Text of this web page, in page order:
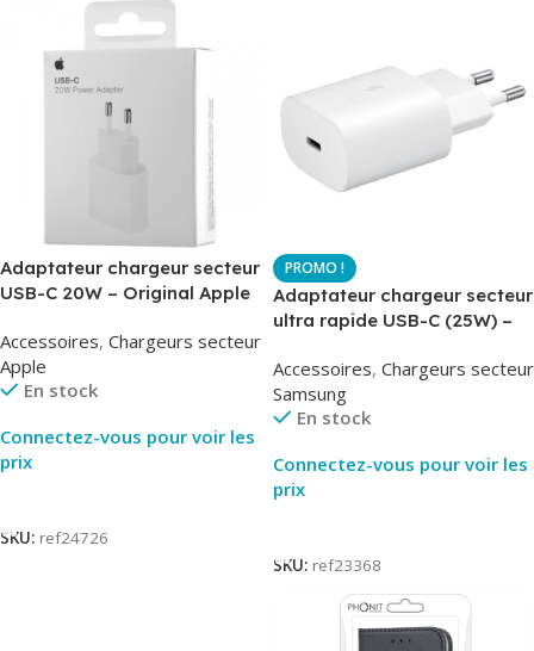
Adaptateur chargeur secteur
USB-C 20W – Original Apple
Original
Accessoires, Chargeurs secteur
Apple
En stock
Connectez-vous pour voir les
prix
SKU: ref24726
Adaptateur chargeur secteur
ultra rapide USB-C (25W) –
EP-TA800
Accessoires, Chargeurs secteur
Samsung
En stock
Connectez-vous pour voir les
prix
SKU: ref23368